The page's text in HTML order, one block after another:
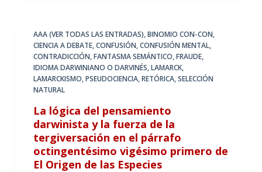
AAA (VER TODAS LAS ENTRADAS),BINOMIO CON-CON,
CIENCIA A DEBATE,CONFUSIÓN,CONFUSIÓN MENTAL,
CONTRADICCIÓN,FANTASMA SEMÁNTICO,FRAUDE,
IDIOMA DARWINIANO O DARVINÉS,LAMARCK,
LAMARCKISMO,PSEUDOCIENCIA,RETÓRICA,SELECCIÓN
NATURAL
La lógica del pensamiento
darwinista y la fuerza de la
tergiversación en el párrafo
octingentésimo vigésimo primero de
El Origen de las Especies